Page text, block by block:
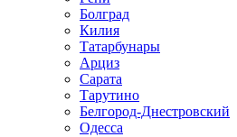
Болград
Килия
Татарбунары
Арциз
Сарата
Тарутино
Белгород-Днестровский
Одесса